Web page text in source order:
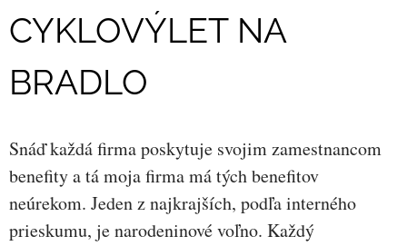
CYKLOVÝLET NA
BRADLO
Snáď každá firma poskytuje svojim zamestnancom
benefity a tá moja firma má tých benefitov
neúrekom. Jeden z najkrajších, podľa interného
prieskumu, je narodeninové voľno. Každý